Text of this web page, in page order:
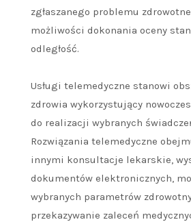
zgłaszanego problemu
możliwości dokonania oceny
odległość.
Usługi telemedyczne stanowi
zdrowia wykorzystujący
do realizacji wybranych
Rozwiązania telemedyczne
innymi konsultacje lekarskie,
dokumentów elektronicznych,
wybranych parametrów
przekazywanie zaleceń